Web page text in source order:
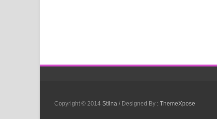
Copyright © 2014 Stilna / Designed By : ThemeXpose